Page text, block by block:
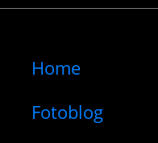
Home
Fotoblog